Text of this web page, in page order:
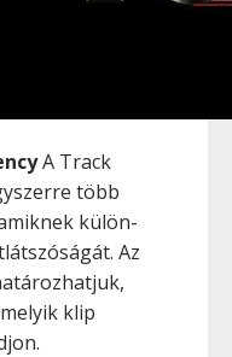
A Track
több
külön-
Az
klip